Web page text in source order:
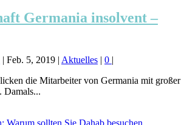
Germania insolvent –
| Feb. 5, 2019 | Aktuelles | 0 |
die Mitarbeiter von Germania mit großer
Damals...